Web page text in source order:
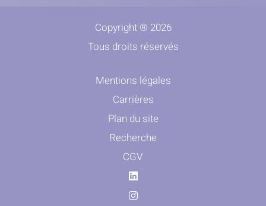
Copyright ® 2026
Tous droits réservés
Mentions légales
Carrières
Plan du site
Recherche
CGV
Linkedin
Instagram